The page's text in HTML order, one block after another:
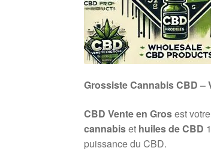
Grossiste Cannabis CBD –
CBD Vente en Grosest
cannabiset huiles de CBD
puissance du CBD.